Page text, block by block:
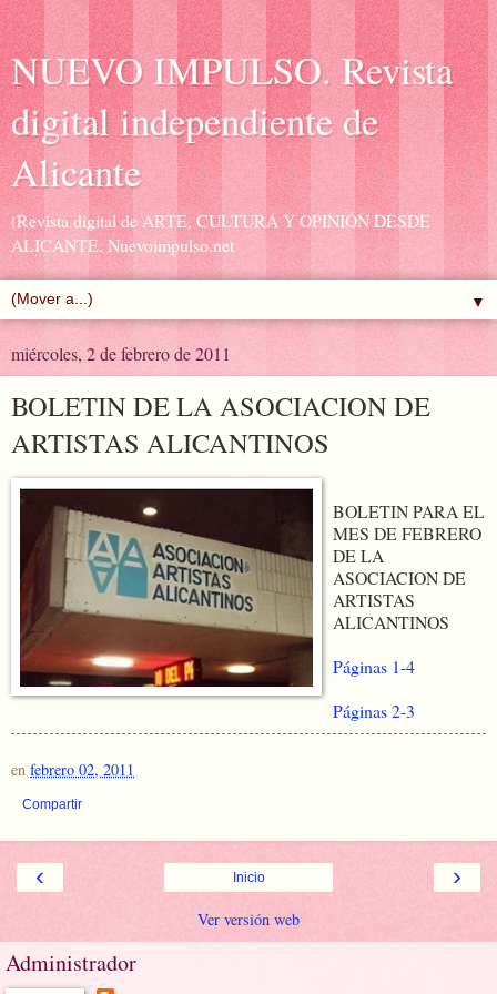
NUEVO IMPULSO. Revista
digital independiente de
Alicante
(Revista digital de ARTE, CULTURA Y OPINIÓN DESDE
ALICANTE. Nuevoimpulso.net
▼
miércoles, 2 de febrero de 2011
BOLETIN DE LA ASOCIACION DE
ARTISTAS ALICANTINOS
BOLETIN PARA EL
MES DE FEBRERO
DE LA
ASOCIACION DE
ARTISTAS
ALICANTINOS
Páginas 1-4
Páginas 2-3
en febrero 02, 2011
Compartir
‹ ›
Inicio
Ver versión web
Administrador